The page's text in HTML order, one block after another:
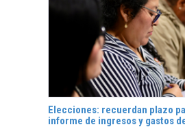
Elecciones: recuerdan plazo
informe de ingresos y gastos